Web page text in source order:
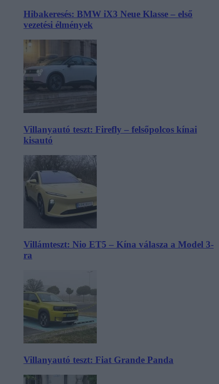
Hibakeresés: BMW iX3 Neue Klasse – első
vezetési élmények
Villanyautó teszt: Firefly – felsőpolcos kínai
kisautó
Villámteszt: Nio ET5 – Kína válasza a Model 3-
ra
Villanyautó teszt: Fiat Grande Panda